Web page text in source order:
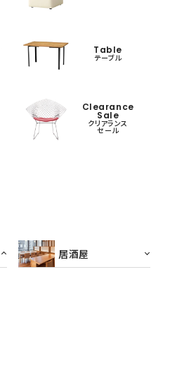
Table
テーブル
Clearance
Sale
クリアランス
セール
居酒屋